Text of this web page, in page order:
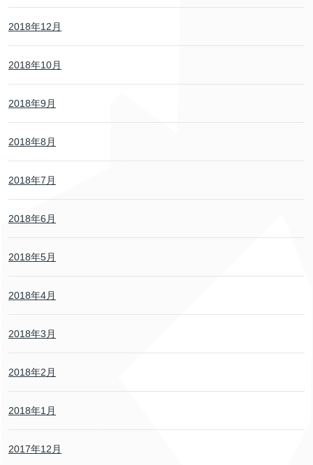
2018年12月
2018年10月
2018年9月
2018年8月
2018年7月
2018年6月
2018年5月
2018年4月
2018年3月
2018年2月
2018年1月
2017年12月